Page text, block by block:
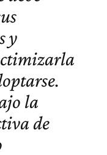
y
la
de